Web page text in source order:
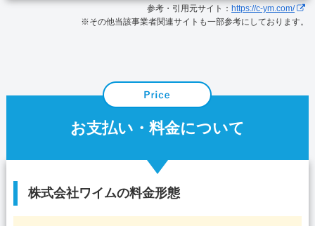
参考・引用元サイト：https://c-ym.com/
※その他当該事業者関連サイトも一部参考にしております。
お支払い・料金について
株式会社ワイムの料金形態